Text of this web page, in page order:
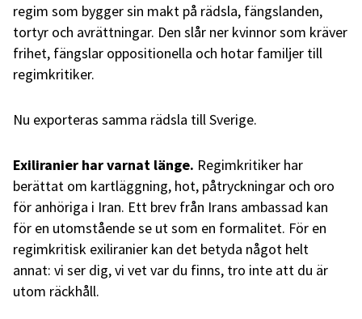
regim som bygger sin makt på rädsla, fängslanden,
tortyr och avrättningar. Den slår ner kvinnor som kräver
frihet, fängslar oppositionella och hotar familjer till
regimkritiker.
Nu exporteras samma rädsla till Sverige.
Exiliranier har varnat länge. Regimkritiker har
berättat om kartläggning, hot, påtryckningar och oro
för anhöriga i Iran. Ett brev från Irans ambassad kan
för en utomstående se ut som en formalitet. För en
regimkritisk exiliranier kan det betyda något helt
annat: vi ser dig, vi vet var du finns, tro inte att du är
utom räckhåll.